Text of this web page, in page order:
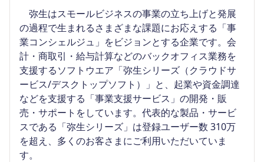
弥生はスモールビジネスの事業の立ち上げと発展
の過程で生まれるさまざまな課題にお応えする「事
業コンシェルジュ」をビジョンとする企業です。会
計・商取引・給与計算などのバックオフィス業務を
支援するソフトウエア「弥生シリーズ（クラウドサ
ービス/デスクトップソフト）」と、起業や資金調達
などを支援する「事業支援サービス」の開発・販
売・サポートをしています。代表的な製品・サービ
スである「弥生シリーズ」は登録ユーザー数 310万
を超え、多くのお客さまにご利用いただいていま
す。